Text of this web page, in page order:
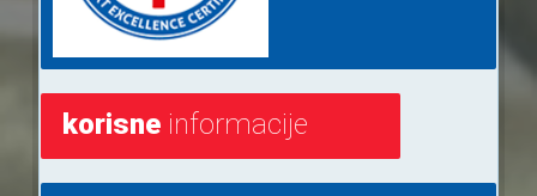
korisneinformacije